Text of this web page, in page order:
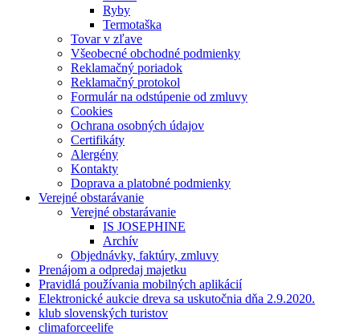
Ryby
Termotaška
Tovar v zľave
Všeobecné obchodné podmienky
Reklamačný poriadok
Reklamačný protokol
Formulár na odstúpenie od zmluvy
Cookies
Ochrana osobných údajov
Certifikáty
Alergény
Kontakty
Doprava a platobné podmienky
Verejné obstarávanie
Verejné obstarávanie
IS JOSEPHINE
Archív
Objednávky, faktúry, zmluvy
Prenájom a odpredaj majetku
Pravidlá používania mobilných aplikácií
Elektronické aukcie dreva sa uskutočnia dňa 2.9.2020.
klub slovenských turistov
climaforceelife